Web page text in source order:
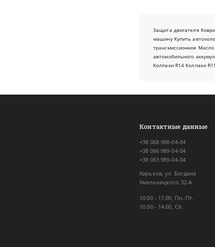
Защита двигателя
машину Купить
трансмиссионное Масло
автомобильного
Колпаки R14 Колпаки
Контактные данные
+38 068 988-04-04
+38 066 989-04-04
+38 063 989-04-04
Харьков, ул. Богдана
Хмельницкого 32-А
10.00 - 17.00, Пн.-Пт.
10.00 - 14.00, Сб.